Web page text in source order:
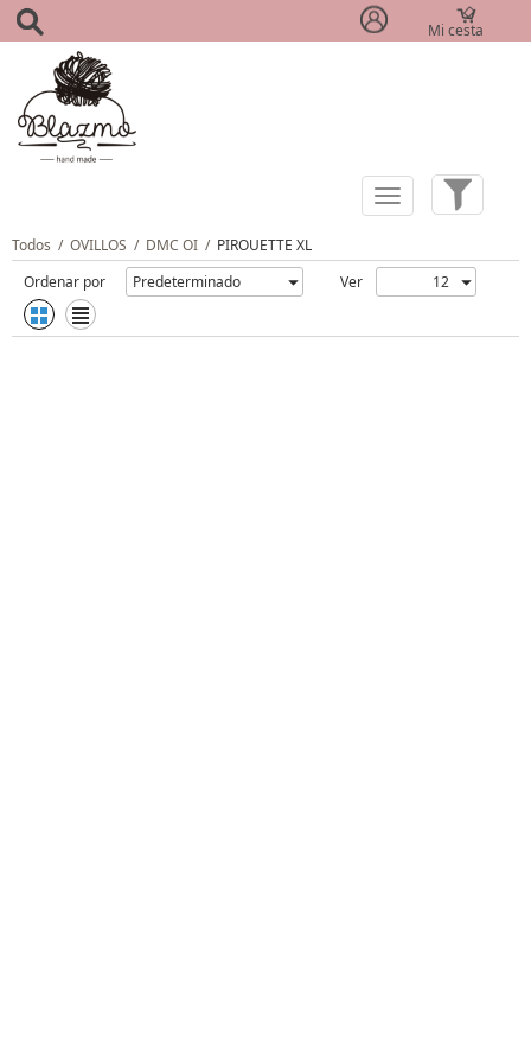
Mi cesta
Todos / OVILLOS / DMC OI / PIROUETTE XL
Ordenar por
Ver